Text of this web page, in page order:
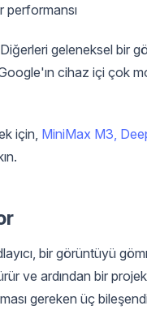
performansı
geleneksel bir
cihaz içi çok
için, MiniMax M3,
bir görüntüyü
ve ardından bir
gereken üç